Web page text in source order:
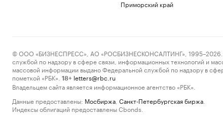
Приморский край
© ООО «БИЗНЕСПРЕСС», АО «РОСБИЗНЕСКОНСАЛТИНГ», 1995–2026.
службой по надзору в сфере связи, информационных технологий и
массовой информации выдано Федеральной службой по надзору в
пометкой «РБК».
18+ letters@rbc.ru
Владельцем сайта является информационное агентство «РБК».
Данные предоставлены: Мосбиржа Санкт-Петербургская биржа
Индексы облигаций предоставлены Cbonds.